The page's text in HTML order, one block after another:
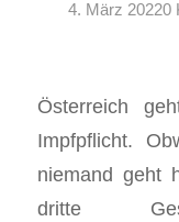
4. März 20220
Österreich
Impfpflicht.
niemand geht
dritte